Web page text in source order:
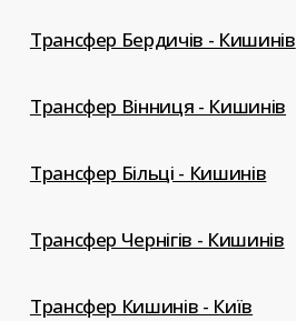
Трансфер Бердичів - Кишинів
Трансфер Вінниця - Кишинів
Трансфер Більці - Кишинів
Трансфер Чернігів - Кишинів
Трансфер Кишинів - Київ